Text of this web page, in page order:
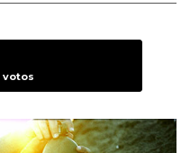
votos